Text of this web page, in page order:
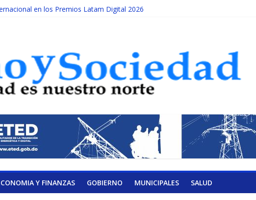
en los Premios Latam Digital 2026
Nacional por la Educación
Y FINANZAS GOBIERNO MUNICIPALES SALUD